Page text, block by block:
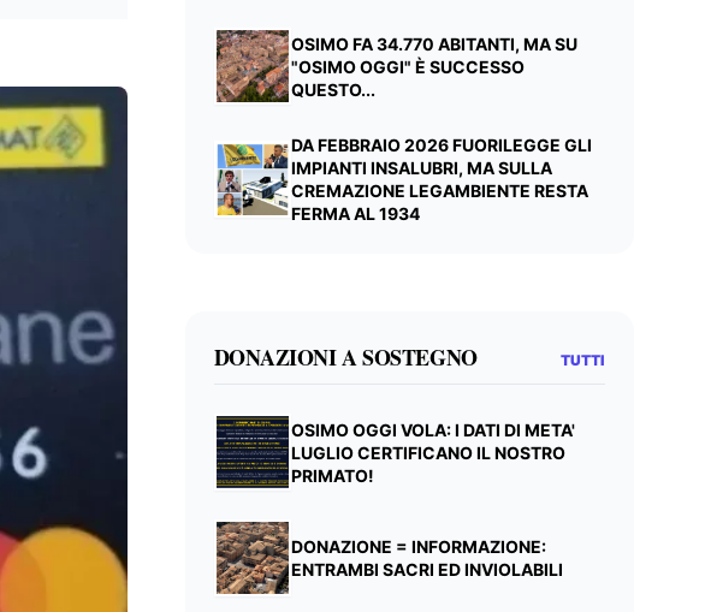
OSIMO FA 34.770 ABITANTI, MA SU
"OSIMO OGGI" È SUCCESSO
QUESTO...
DA FEBBRAIO 2026 FUORILEGGE GLI
IMPIANTI INSALUBRI, MA SULLA
CREMAZIONE LEGAMBIENTE RESTA
FERMA AL 1934
DONAZIONI A SOSTEGNO TUTTI
OSIMO OGGI VOLA: I DATI DI META'
LUGLIO CERTIFICANO IL NOSTRO
PRIMATO!
DONAZIONE = INFORMAZIONE:
ENTRAMBI SACRI ED INVIOLABILI